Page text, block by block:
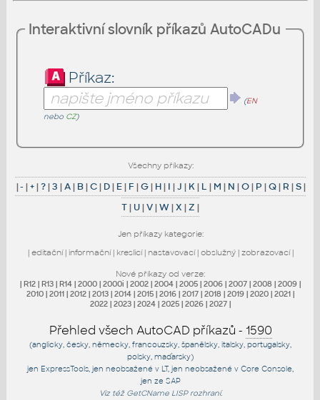
Interaktivní slovník příkazů AutoCADu
Příkaz:
(EN
nebo CZ)
Všechny příkazy:
|- |+|?|3 |A| B|C| D| E| F |G| H| I |J | K| L | M | N |O| P |Q| R |S|
T| U|V|W|X |Z |
Jen příkazy kategorie:
| editační| informační| kreslicí| nastavovací| obslužný| zobrazovací|
Nové příkazy od verze:
| R12 | R13 | R14 | 2000 | 2000i | 2002 | 2004 | 2005 | 2006 | 2007 | 2008 | 2009 |
2010 | 2011 | 2012 | 2013 | 2014 | 2015 | 2016 | 2017 | 2018 | 2019 | 2020 | 2021 |
2022 | 2023 | 2024 | 2025 | 2026 | 2027 |
Přehled všech AutoCAD příkazů - 1590
(anglicky, česky, německy, francouzsky, španělsky, italsky, portugalsky,
polsky, maďarsky)
jen ExpressTools , jen neobsažené v LT, jen neobsažené v Core Console
jen ze SAP
Viz též GetCNameLISP rozhraní.